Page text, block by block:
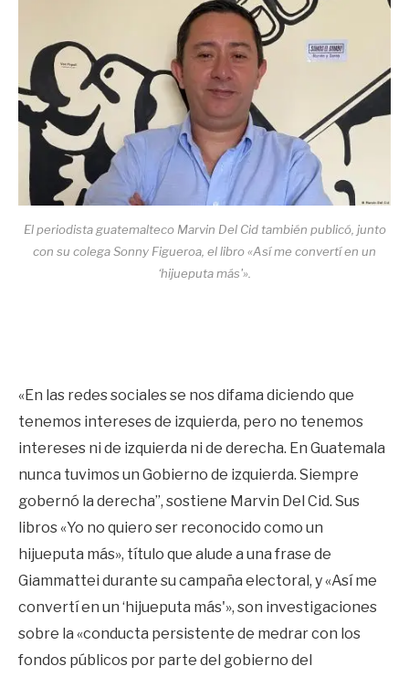
El periodista guatemalteco Marvin Del Cid también publicó, junto
con su colega Sonny Figueroa, el libro «Así me convertí en un
‘hijueputa más'».
«En las redes sociales se nos difama diciendo que
tenemos intereses de izquierda, pero no tenemos
intereses ni de izquierda ni de derecha. En Guatemala
nunca tuvimos un Gobierno de izquierda. Siempre
gobernó la derecha”, sostiene Marvin Del Cid. Sus
libros «Yo no quiero ser reconocido como un
hijueputa más», título que alude a una frase de
Giammattei durante su campaña electoral, y «Así me
convertí en un ‘hijueputa más'», son investigaciones
sobre la «conducta persistente de medrar con los
fondos públicos por parte del gobierno del